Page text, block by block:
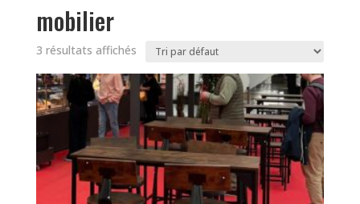
mobilier
3 résultats affichés